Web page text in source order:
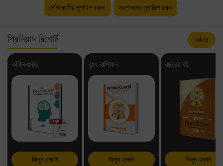
সেলিব্রেটির সুপারিশ করুন সংশোধনের সুপারিশ করুন
প্রিমিয়াম রিপোর্ট আরও
কগ্নিএস্ট্র
কিনুন এক্ষনি
বৃহৎ রাশিফল
কিনুন এক্ষনি
বছরের বই
কিনুন এক্ষনি